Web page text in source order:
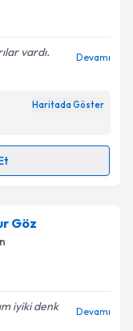
Aydınlatma
belirtilen
vardı.
Devamı
Haritada Göster
randevu takvimi
almanız
ile
Göz
iyiki denk
Devamı